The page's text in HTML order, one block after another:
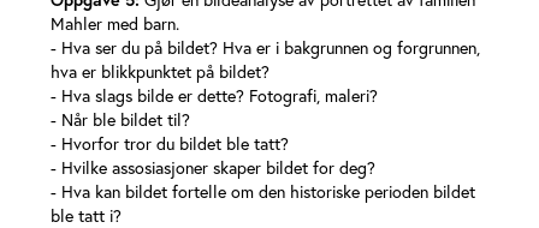
Mahler med barn.
- Hva ser du på bildet? Hva er i bakgrunnen og forgrunnen,
hva er blikkpunktet på bildet?
- Hva slags bilde er dette? Fotografi, maleri?
- Når ble bildet til?
- Hvorfor tror du bildet ble tatt?
- Hvilke assosiasjoner skaper bildet for deg?
- Hva kan bildet fortelle om den historiske perioden bildet
ble tatt i?